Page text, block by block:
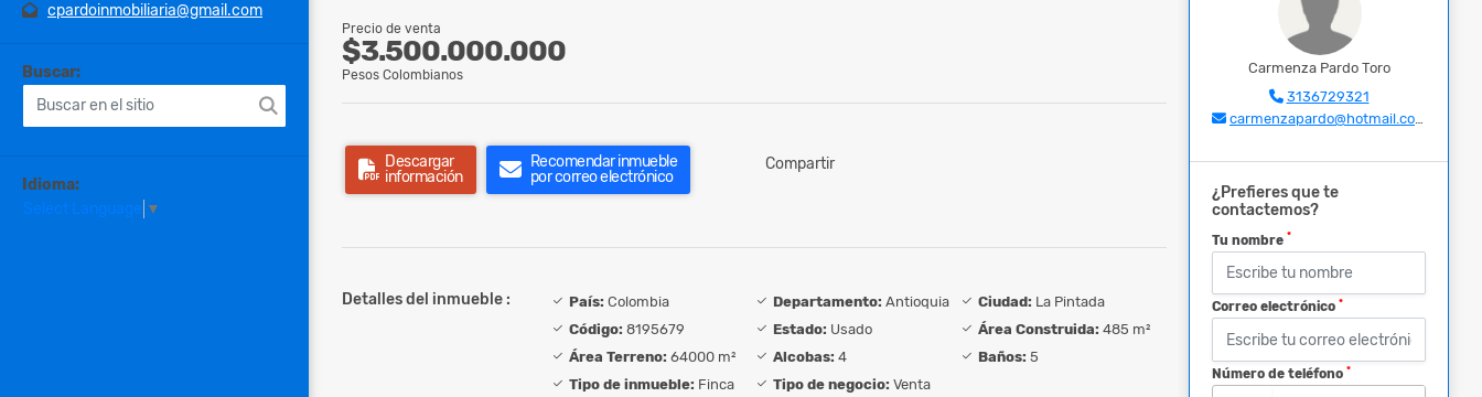
cpardoinmobiliaria@gmail.com
Buscar:
Idioma:
Select Language ▼
Precio de venta
$3.500.000.000
Pesos Colombianos
Descargar
información
Recomendar inmueble
por correo electrónico
Compartir
Detalles del inmueble : País: Colombia Departamento: Antioquia Ciudad: La Pintada
Código: 8195679 Estado: Usado Área Construida: 485 m²
Área Terreno: 64000 m² Alcobas: 4 Baños: 5
Tipo de inmueble: Finca Tipo de negocio: Venta
Carmenza Pardo Toro
3136729321
carmenzapardo@hotmail.com
¿Prefieres que te
contactemos?
Tu nombre *
Correo electrónico *
Número de teléfono *